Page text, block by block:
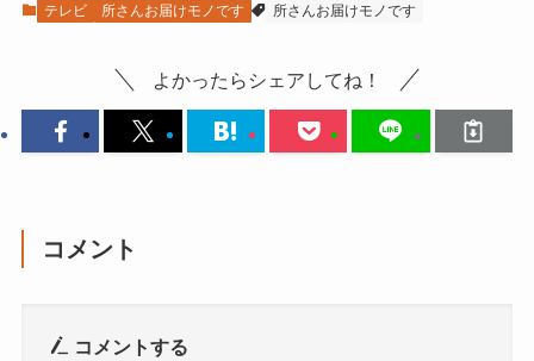
テレビ 所さんお届けモノです 所さんお届けモノです
よかったらシェアしてね！
コメント
コメントする